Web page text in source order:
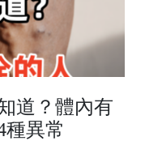
道？體內有
種異常